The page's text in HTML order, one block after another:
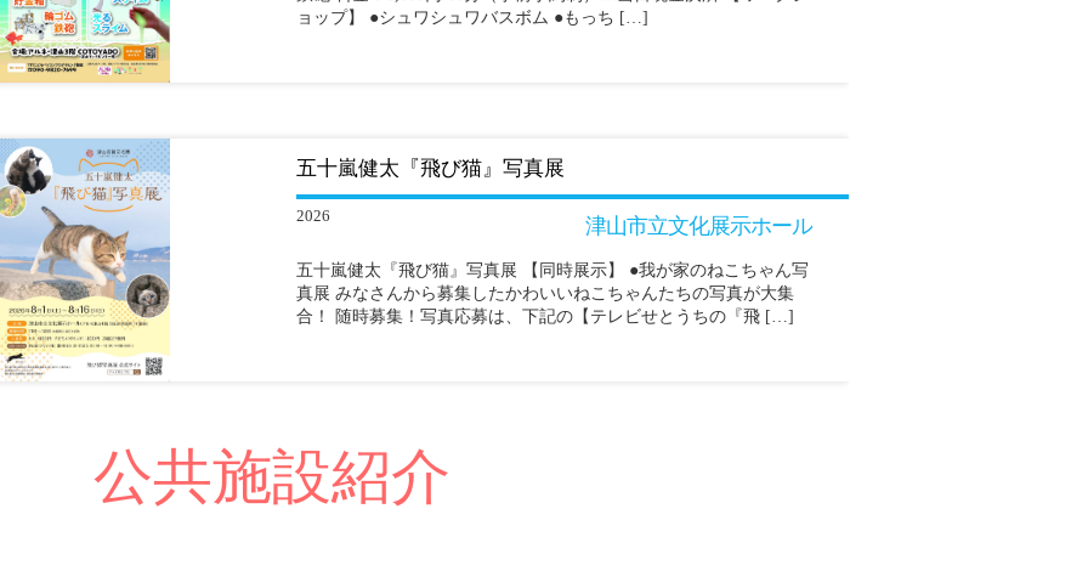
ョップ】 ●シュワシュワバスボム ●もっち […]
五十嵐健太『飛び猫』写真展
2026 津山市立文化展示ホール
五十嵐健太『飛び猫』写真展 【同時展示】 ●我が家のねこちゃん写
真展 みなさんから募集したかわいいねこちゃんたちの写真が大集
合！ 随時募集！写真応募は、下記の【テレビせとうちの『飛 […]
公共施設紹介